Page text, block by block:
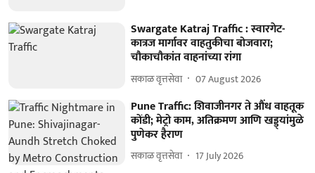
Swargate Katraj Traffic : स्वारगेट-
कात्रज मार्गावर वाहतुकीचा बोजवारा;
चौकाचौकांत वाहनांच्या रांगा
सकाळ वृत्तसेवा 07 August 2026
Pune Traffic: शिवाजीनगर ते औंध वाहतूक
कोंडी; मेट्रो काम, अतिक्रमण आणि खड्ड्यांमुळे
पुणेकर हैराण
सकाळ वृत्तसेवा 17 July 2026